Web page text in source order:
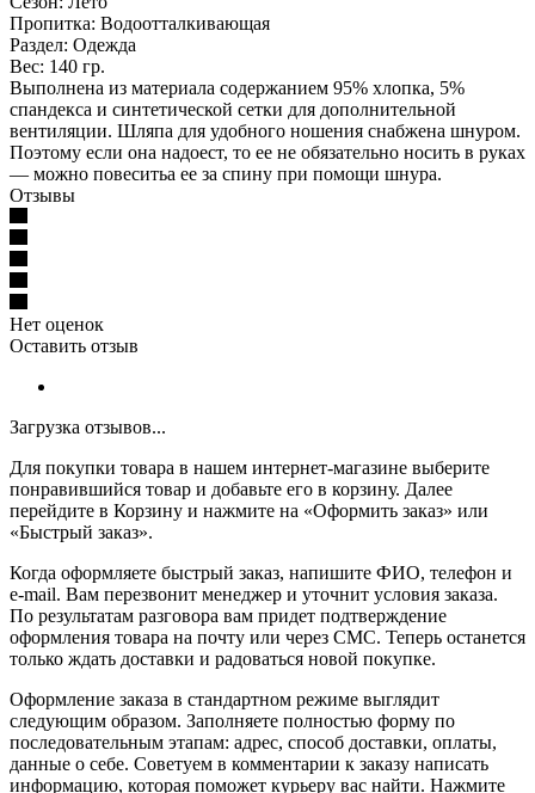
Пропитка: Водоотталкивающая
Раздел: Одежда
Вес: 140 гр.
Выполнена из материала содержанием 95% хлопка, 5%
спандекса и синтетической сетки для дополнительной
вентиляции. Шляпа для удобного ношения снабжена шнуром.
Поэтому если она надоест, то ее не обязательно носить в руках
— можно повеситьa ее за спину при помощи шнура.
Отзывы
Нет оценок
Оставить отзыв
Загрузка отзывов...
Для покупки товара в нашем интернет-магазине выберите
понравившийся товар и добавьте его в корзину. Далее
перейдите в Корзину и нажмите на «Оформить заказ» или
«Быстрый заказ».
Когда оформляете быстрый заказ, напишите ФИО, телефон и
e-mail. Вам перезвонит менеджер и уточнит условия заказа.
По результатам разговора вам придет подтверждение
оформления товара на почту или через СМС. Теперь останется
только ждать доставки и радоваться новой покупке.
Оформление заказа в стандартном режиме выглядит
следующим образом. Заполняете полностью форму по
последовательным этапам: адрес, способ доставки, оплаты,
данные о себе. Советуем в комментарии к заказу написать
информацию, которая поможет курьеру вас найти. Нажмите